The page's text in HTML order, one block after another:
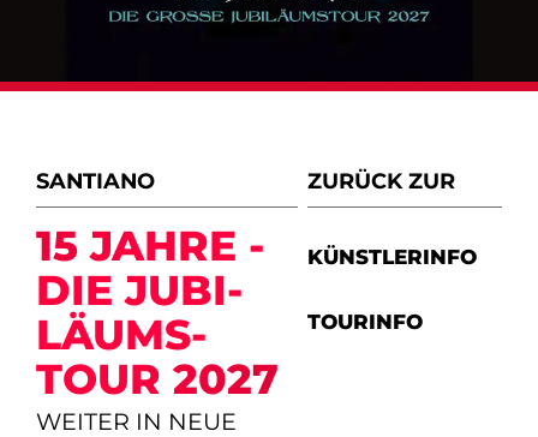
SANTIANO
15 JAHRE -
DIE JU­BI­
LÄUMS­
TOUR 2027
WEITER IN NEUE
ZURÜCK ZUR
KÜNSTLERINFO
TOURINFO